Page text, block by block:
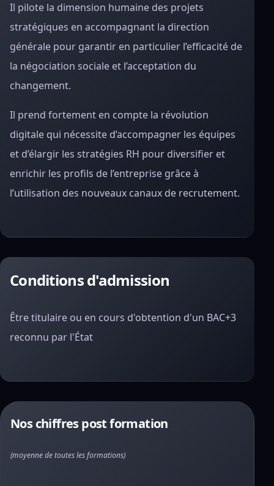
Il pilote la dimension humaine des projets
stratégiques en accompagnant la direction
générale pour garantir en particulier l’efficacité de
la négociation sociale et l’acceptation du
changement.
Il prend fortement en compte la révolution
digitale qui nécessite d’accompagner les équipes
et d’élargir les stratégies RH pour diversifier et
enrichir les profils de l’entreprise grâce à
l’utilisation des nouveaux canaux de recrutement.
Conditions d'admission
Être titulaire ou en cours d'obtention d'un BAC+3
reconnu par l'État
Nos chiffres post formation
(moyenne de toutes les formations)